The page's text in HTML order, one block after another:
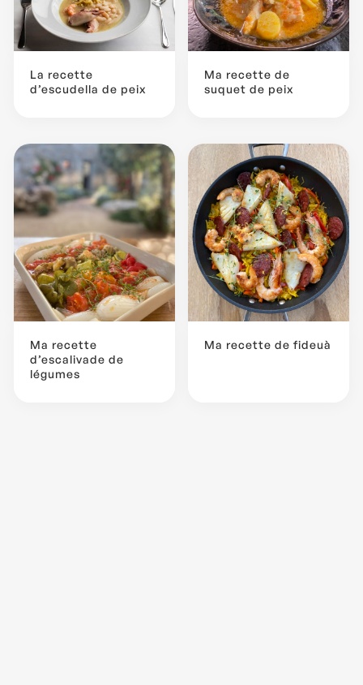
La recette
d’escudella de peix
Ma recette de
suquet de peix
Ma recette
d’escalivade de
légumes
Ma recette de fideuà